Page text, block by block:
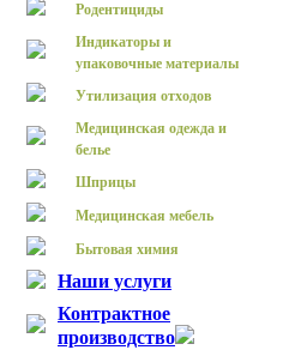
Родентициды
Индикаторы и
упаковочные материалы
Утилизация отходов
Медицинская одежда и
белье
Шприцы
Медицинская мебель
Бытовая химия
Наши услуги
Контрактное
производство